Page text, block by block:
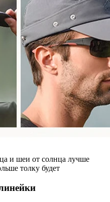
и шеи от солнца лучше
толку будет